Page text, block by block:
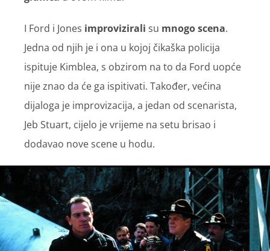
I Ford i Jones improvizirali su mnogo scena.
Jedna od njih je i ona u kojoj čikaška policija
ispituje Kimblea, s obzirom na to da Ford uopće
nije znao da će ga ispitivati. Također, većina
dijaloga je improvizacija, a jedan od scenarista,
Jeb Stuart, cijelo je vrijeme na setu brisao i
dodavao nove scene u hodu.